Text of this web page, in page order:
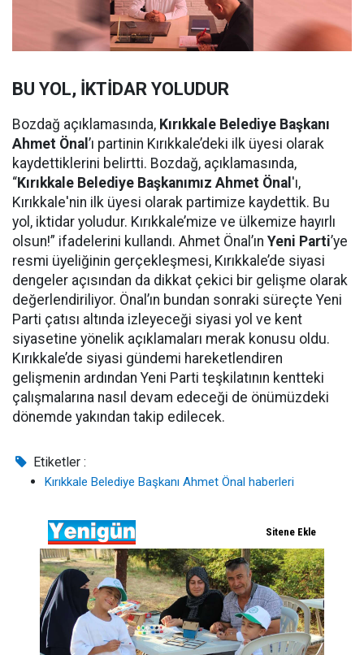
BU YOL, İKTİDAR YOLUDUR
Bozdağ açıklamasında, Kırıkkale Belediye Başkanı
Ahmet Önal ’ı partinin Kırıkkale’deki ilk üyesi olarak
kaydettiklerini belirtti. Bozdağ, açıklamasında,
“Kırıkkale Belediye Başkanımız Ahmet Önal 'ı,
Kırıkkale'nin ilk üyesi olarak partimize kaydettik. Bu
yol, iktidar yoludur. Kırıkkale’mize ve ülkemize hayırlı
olsun!” ifadelerini kullandı. Ahmet Önal’ın Yeni Parti’ye
resmi üyeliğinin gerçekleşmesi, Kırıkkale’de siyasi
dengeler açısından da dikkat çekici bir gelişme olarak
değerlendiriliyor. Önal’ın bundan sonraki süreçte Yeni
Parti çatısı altında izleyeceği siyasi yol ve kent
siyasetine yönelik açıklamaları merak konusu oldu.
Kırıkkale’de siyasi gündemi hareketlendiren
gelişmenin ardından Yeni Parti teşkilatının kentteki
çalışmalarına nasıl devam edeceği de önümüzdeki
dönemde yakından takip edilecek.
Etiketler :
Kırıkkale Belediye Başkanı Ahmet Önal haberleri